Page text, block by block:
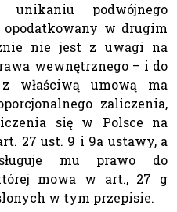
podwójnego
opodatkowany w drugim
nie jest z uwagi na
wewnętrznego – i do
właściwą umową ma
zaliczenia,
się w Polsce na
27 ust. 9 i 9a ustawy, a
mu prawo do
mowa w art., 27 g
w tym przepisie.